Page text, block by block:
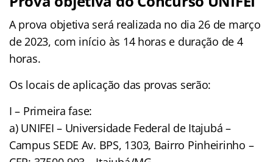
A prova objetiva será realizada no dia 26 de março
de 2023, com início às 14 horas e duração de 4
horas.
Os locais de aplicação das provas serão:
I – Primeira fase:
a) UNIFEI – Universidade Federal de Itajubá –
Campus SEDE Av. BPS, 1303, Bairro Pinheirinho –